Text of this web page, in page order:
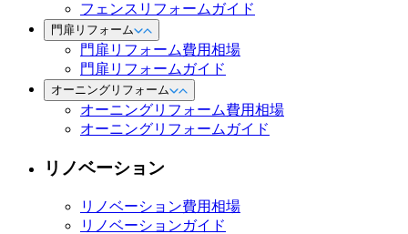
フェンスリフォームガイド
門扉リフォーム
門扉リフォーム費用相場
門扉リフォームガイド
オーニングリフォーム
オーニングリフォーム費用相場
オーニングリフォームガイド
リノベーション
リノベーション費用相場
リノベーションガイド